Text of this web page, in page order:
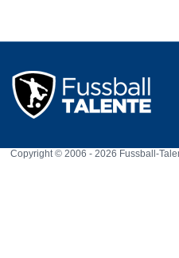
Copyright © 2006 - 2026 Fussball-